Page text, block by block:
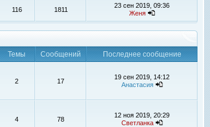
116 1811
23 сен 2019, 09:36
Женя
Темы Сообщений
Последнее сообщение
2 17
19 сен 2019, 14:12
Анастасия
4 78
12 ноя 2019, 20:29
Светланка